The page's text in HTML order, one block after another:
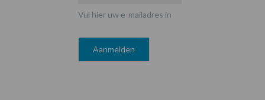
Vul hier uw e-mailadres in